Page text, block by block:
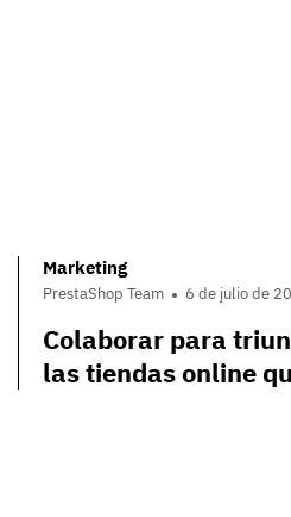
Marketing
PrestaShop Team 6 de julio de
Colaborar para
las tiendas online